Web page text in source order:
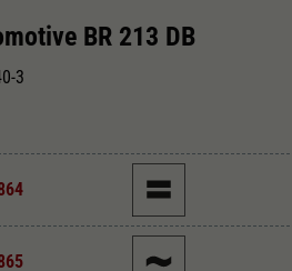
BR 213 DB
3